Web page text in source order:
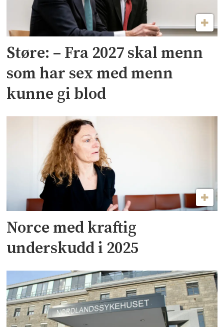
Støre: – Fra 2027 skal menn
som har sex med menn
kunne gi blod
Norce med kraftig
underskudd i 2025